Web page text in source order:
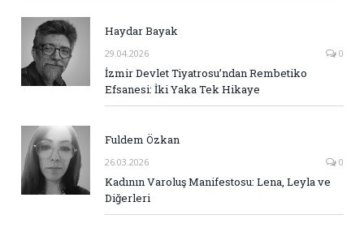
Haydar Bayak
29.04.2026 0
İzmir Devlet Tiyatrosu’ndan Rembetiko
Efsanesi: İki Yaka Tek Hikaye
Fuldem Özkan
26.03.2026 0
Kadının Varoluş Manifestosu: Lena, Leyla ve
Diğerleri